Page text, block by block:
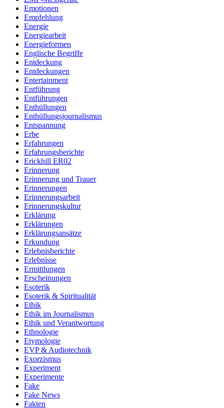
Emotionen
Empfehlung
Energie
Energiearbeit
Energieformen
Englische Begriffe
Entdeckung
Entdeckungen
Entertainment
Entführung
Entführungen
Enthüllungen
Enthüllungsjournalismus
Entspannung
Erbe
Erfahrungen
Erfahrungsberichte
Erickhill ER02
Erinnerung
Erinnerung und Trauer
Erinnerungen
Erinnerungsarbeit
Erinnerungskultur
Erklärung
Erklärungen
Erklärungsansätze
Erkundung
Erlebnisberichte
Erlebnisse
Ermittlungen
Erscheinungen
Esoterik
Esoterik & Spiritualität
Ethik
Ethik im Journalismus
Ethik und Verantwortung
Ethnologie
Etymologie
EVP & Audiotechnik
Exorzismus
Experiment
Experimente
Fake
Fake News
Fakten